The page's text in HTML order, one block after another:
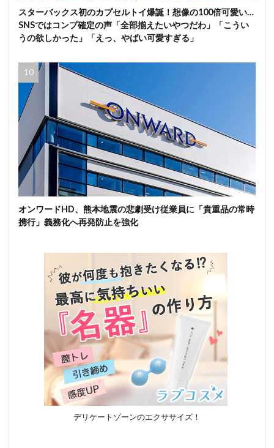
スターバックス初のカプセルトイ爆誕！想像の100倍可愛い…
SNSではコンプ確定の声「全部揃えたいやつだわ」「こうい
うの欲しかった」「えっ、やばい可愛すぎる」
オンワードHD、熊本地震の悲劇受け従業員に「貴重品の常時
携行」義務化へ再発防止を強化
デリケートゾーンのエクササイズ！